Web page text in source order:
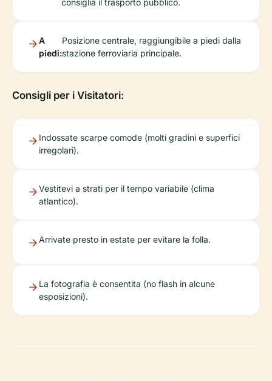
consiglia il trasporto pubblico.
A
piedi:
Posizione centrale, raggiungibile a piedi dalla
stazione ferroviaria principale.
Consigli per i Visitatori:
Indossate scarpe comode (molti gradini e superfici
irregolari).
Vestitevi a strati per il tempo variabile (clima
atlantico).
Arrivate presto in estate per evitare la folla.
La fotografia è consentita (no flash in alcune
esposizioni).